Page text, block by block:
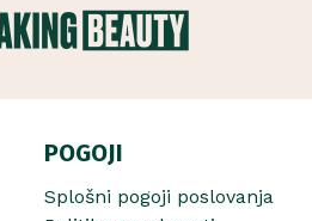
POGOJI
Splošni pogoji poslovanja